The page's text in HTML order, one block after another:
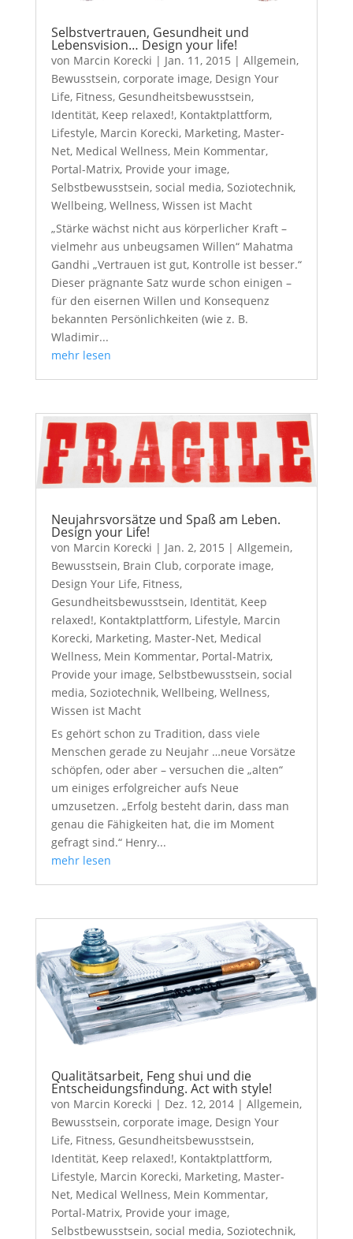
Selbstvertrauen, Gesundheit und
Lebensvision… Design your life!
von Marcin Korecki | Jan. 11, 2015 | Allgemein,
Bewusstsein, corporate image, Design Your
Life, Fitness, Gesundheitsbewusstsein,
Identität, Keep relaxed!, Kontaktplattform,
Lifestyle, Marcin Korecki, Marketing, Master-
Net, Medical Wellness, Mein Kommentar,
Portal-Matrix, Provide your image,
Selbstbewusstsein, social media, Soziotechnik,
Wellbeing, Wellness, Wissen ist Macht
„Stärke wächst nicht aus körperlicher Kraft –
vielmehr aus unbeugsamen Willen“ Mahatma
Gandhi „Vertrauen ist gut, Kontrolle ist besser.“
Dieser prägnante Satz wurde schon einigen –
für den eisernen Willen und Konsequenz
bekannten Persönlichkeiten (wie z. B.
Wladimir...
mehr lesen
Neujahrsvorsätze und Spaß am Leben.
Design your Life!
von Marcin Korecki | Jan. 2, 2015 | Allgemein,
Bewusstsein, Brain Club, corporate image,
Design Your Life, Fitness,
Gesundheitsbewusstsein, Identität, Keep
relaxed!, Kontaktplattform, Lifestyle, Marcin
Korecki, Marketing, Master-Net, Medical
Wellness, Mein Kommentar, Portal-Matrix,
Provide your image, Selbstbewusstsein, social
media, Soziotechnik, Wellbeing, Wellness,
Wissen ist Macht
Es gehört schon zu Tradition, dass viele
Menschen gerade zu Neujahr …neue Vorsätze
schöpfen, oder aber – versuchen die „alten“
um einiges erfolgreicher aufs Neue
umzusetzen. „Erfolg besteht darin, dass man
genau die Fähigkeiten hat, die im Moment
gefragt sind.“ Henry...
mehr lesen
Qualitätsarbeit, Feng shui und die
Entscheidungsfindung. Act with style!
von Marcin Korecki | Dez. 12, 2014| Allgemein,
Bewusstsein, corporate image, Design Your
Life, Fitness, Gesundheitsbewusstsein,
Identität, Keep relaxed!, Kontaktplattform,
Lifestyle, Marcin Korecki, Marketing, Master-
Net, Medical Wellness, Mein Kommentar,
Portal-Matrix, Provide your image,
Selbstbewusstsein, social media, Soziotechnik,